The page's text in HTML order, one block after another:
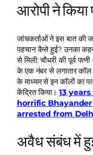
आरोपी ने किया
जांचकर्ताओं ने इस बात की
पहचान कैसे हुई? उनका
से मिली: चौधरी की पूर्व
के एक नंबर से लगातार कॉल
के माध्यम से इन कॉलों का
केंद्रित किया।13
horrific
arrested from
अवैध संबंध में